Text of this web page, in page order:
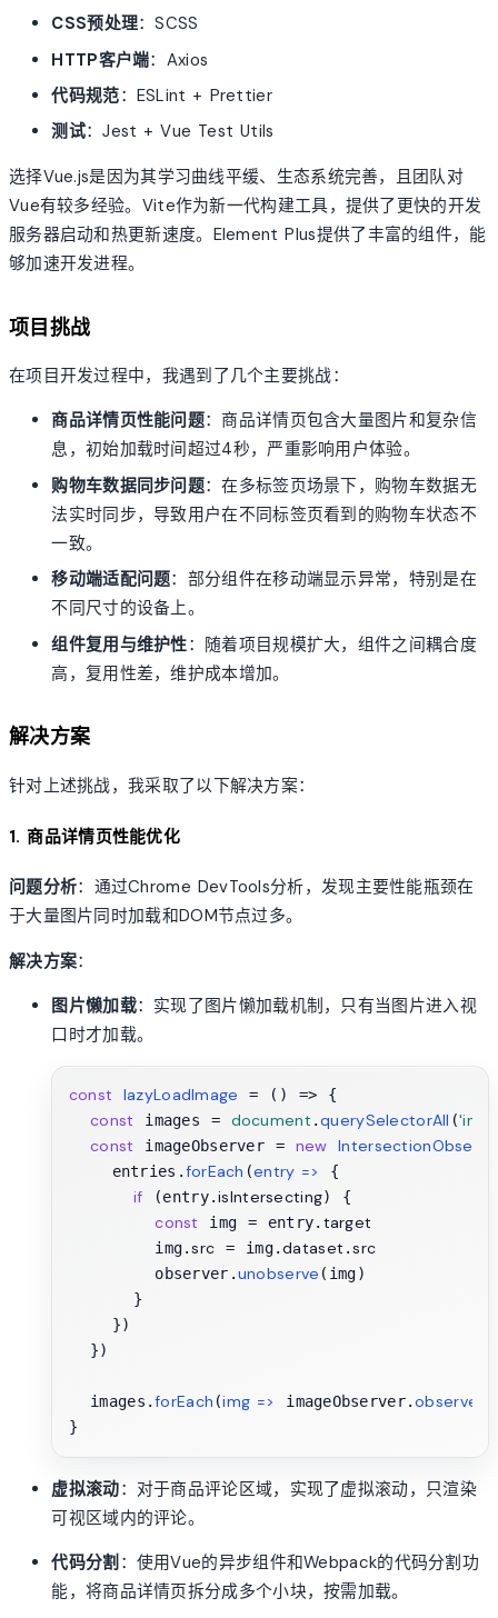
CSS预处理：SCSS
HTTP客户端：Axios
代码规范：ESLint + Prettier
测试：Jest + Vue Test Utils
选择Vue.js是因为其学习曲线平缓、生态系统完善，且团队对
Vue有较多经验。Vite作为新一代构建工具，提供了更快的开发
服务器启动和热更新速度。Element Plus提供了丰富的组件，能
够加速开发进程。
项目挑战
在项目开发过程中，我遇到了几个主要挑战：
商品详情页性能问题：商品详情页包含大量图片和复杂信
息，初始加载时间超过4秒，严重影响用户体验。
购物车数据同步问题：在多标签页场景下，购物车数据无
法实时同步，导致用户在不同标签页看到的购物车状态不
一致。
移动端适配问题：部分组件在移动端显示异常，特别是在
不同尺寸的设备上。
组件复用与维护性：随着项目规模扩大，组件之间耦合度
高，复用性差，维护成本增加。
解决方案
针对上述挑战，我采取了以下解决方案：
1. 商品详情页性能优化
问题分析：通过Chrome DevTools分析，发现主要性能瓶颈在
于大量图片同时加载和DOM节点过多。
解决方案：
图片懒加载：实现了图片懒加载机制，只有当图片进入视
口时才加载。
const lazyLoadImage = ( ) => {
const images = document .querySelectorAll (
const imageObserver = new
    entries.
forEach (entry => {
if (entry.isIntersecting) {
const img = entry. target
        img.
src = img.dataset .src
        observer.
unobserve (img)
      }
    })
  })
  images.
forEach (img => imageObserver.observe
虚拟滚动：对于商品评论区域，实现了虚拟滚动，只渲染
可视区域内的评论。
代码分割 ：使用Vue的异步组件和Webpack的代码分割功
能，将商品详情页拆分成多个小块，按需加载。